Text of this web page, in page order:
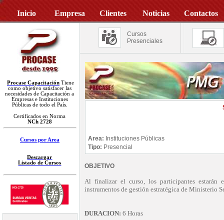
Inicio Empresa Clientes Noticias Contactos
Procase Capacitación Tiene
como objetivo satisfacer las
necesidades de Capacitación a
Empresas e Instituciones
Públicas de todo el País.
Certificados en Norma
NCh 2728
Cursos por Area
Descargar
Listado de Cursos
Cursos
Presenciales
Area: Instituciones Públicas
Tipo: Presencial
OBJETIVO
Al finalizar el curso, los participantes estarán
instrumentos de gestión estratégica de Ministerio
DURACION: 6 Horas